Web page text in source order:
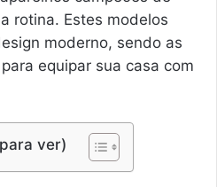
rotina. Estes modelos
moderno, sendo as
equipar sua casa com
ver)